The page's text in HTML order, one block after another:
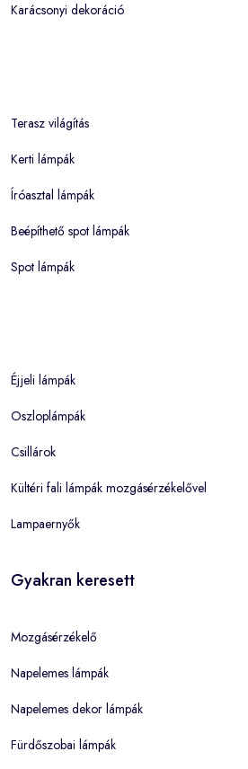
Karácsonyi dekoráció
Terasz világítás
Kerti lámpák
Íróasztal lámpák
Beépíthető spot lámpák
Spot lámpák
Éjjeli lámpák
Oszloplámpák
Csillárok
Kültéri fali lámpák mozgásérzékelővel
Lampaernyők
Gyakran keresett
Mozgásérzékelő
Napelemes lámpák
Napelemes dekor lámpák
Fürdőszobai lámpák